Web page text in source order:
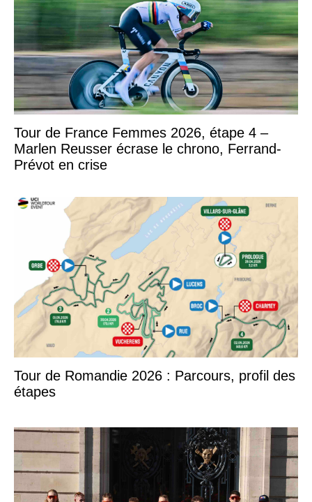
Tour de France Femmes 2026, étape 4 –
Marlen Reusser écrase le chrono, Ferrand-
Prévot en crise
Tour de Romandie 2026 : Parcours, profil des
étapes